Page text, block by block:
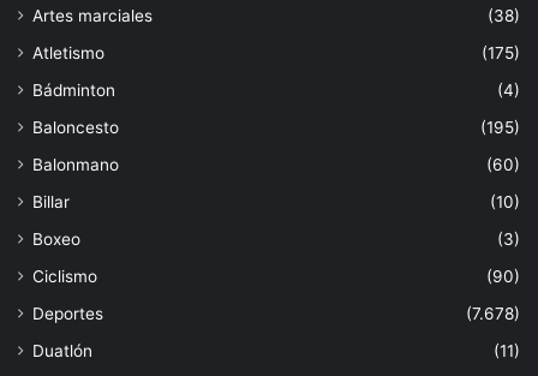
Artes marciales
(38)
Atletismo
(175)
Bádminton
(4)
Baloncesto
(195)
Balonmano
(60)
Billar
(10)
Boxeo
(3)
Ciclismo
(90)
Deportes
(7.678)
Duatlón
(11)